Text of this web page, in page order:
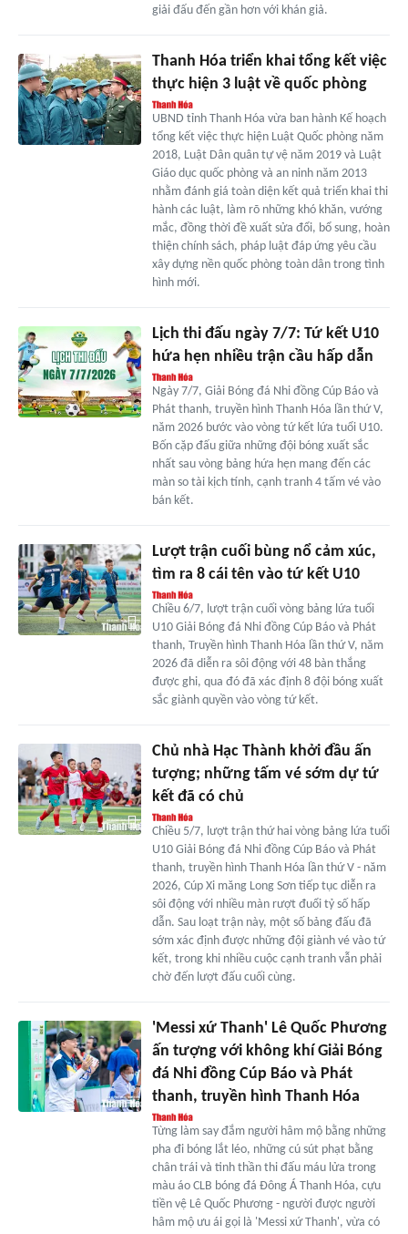
giải đấu đến gần hơn với khán giả.
Thanh Hóa triển khai tổng kết việc
thực hiện 3 luật về quốc phòng
UBND tỉnh Thanh Hóa vừa ban hành Kế hoạch
tổng kết việc thực hiện Luật Quốc phòng năm
2018, Luật Dân quân tự vệ năm 2019 và Luật
Giáo dục quốc phòng và an ninh năm 2013
nhằm đánh giá toàn diện kết quả triển khai thi
hành các luật, làm rõ những khó khăn, vướng
mắc, đồng thời đề xuất sửa đổi, bổ sung, hoàn
thiện chính sách, pháp luật đáp ứng yêu cầu
xây dựng nền quốc phòng toàn dân trong tình
hình mới.
Lịch thi đấu ngày 7/7: Tứ kết U10
hứa hẹn nhiều trận cầu hấp dẫn
Ngày 7/7, Giải Bóng đá Nhi đồng Cúp Báo và
Phát thanh, truyền hình Thanh Hóa lần thứ V,
năm 2026 bước vào vòng tứ kết lứa tuổi U10.
Bốn cặp đấu giữa những đội bóng xuất sắc
nhất sau vòng bảng hứa hẹn mang đến các
màn so tài kịch tính, cạnh tranh 4 tấm vé vào
bán kết.
Lượt trận cuối bùng nổ cảm xúc,
tìm ra 8 cái tên vào tứ kết U10
Chiều 6/7, lượt trận cuối vòng bảng lứa tuổi
U10 Giải Bóng đá Nhi đồng Cúp Báo và Phát
thanh, Truyền hình Thanh Hóa lần thứ V, năm
2026 đã diễn ra sôi động với 48 bàn thắng
được ghi, qua đó đã xác định 8 đội bóng xuất
sắc giành quyền vào vòng tứ kết.
Chủ nhà Hạc Thành khởi đầu ấn
tượng; những tấm vé sớm dự tứ
kết đã có chủ
Chiều 5/7, lượt trận thứ hai vòng bảng lứa tuổi
U10 Giải Bóng đá Nhi đồng Cúp Báo và Phát
thanh, truyền hình Thanh Hóa lần thứ V - năm
2026, Cúp Xi măng Long Sơn tiếp tục diễn ra
sôi động với nhiều màn rượt đuổi tỷ số hấp
dẫn. Sau loạt trận này, một số bảng đấu đã
sớm xác định được những đội giành vé vào tứ
kết, trong khi nhiều cuộc cạnh tranh vẫn phải
chờ đến lượt đấu cuối cùng.
'Messi xứ Thanh' Lê Quốc Phương
ấn tượng với không khí Giải Bóng
đá Nhi đồng Cúp Báo và Phát
thanh, truyền hình Thanh Hóa
Từng làm say đắm người hâm mộ bằng những
pha đi bóng lắt léo, những cú sút phạt bằng
chân trái và tinh thần thi đấu máu lửa trong
màu áo CLB bóng đá Đông Á Thanh Hóa, cựu
tiền vệ Lê Quốc Phương - người được người
hâm mộ ưu ái gọi là 'Messi xứ Thanh', vừa có